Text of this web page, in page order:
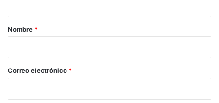
r
*
Nombre *
Correo electrónico *